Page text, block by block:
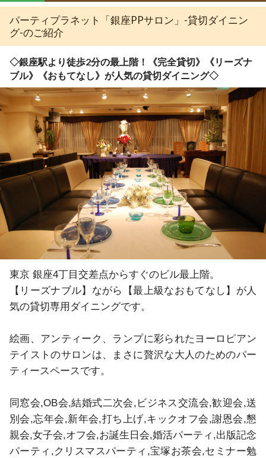
パーティプラネット「銀座PPサロン」-貸切ダイニン
グ-のご紹介
◇銀座駅より徒歩2分の最上階！《完全貸切》《リーズナ
ブル》《おもてなし》が人気の貸切ダイニング◇
東京 銀座4丁目交差点からすぐのビル最上階。
【リーズナブル】ながら【最上級なおもてなし】が人
気の貸切専用ダイニングです。
絵画、アンティーク、ランプに彩られたヨーロピアン
テイストのサロンは、まさに贅沢な大人のためのパー
ティースペースです。
同窓会,OB会,結婚式二次会,ビジネス交流会,歓迎会,送
別会,忘年会,新年会,打ち上げ,キックオフ会,謝恩会,懇
親会,女子会,オフ会,お誕生日会,婚活パーティ,出版記念
パーティ,クリスマスパーティ,宝塚お茶会,セミナー勉